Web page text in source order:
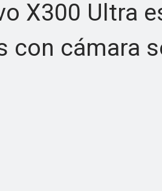
Ultra
con cámara